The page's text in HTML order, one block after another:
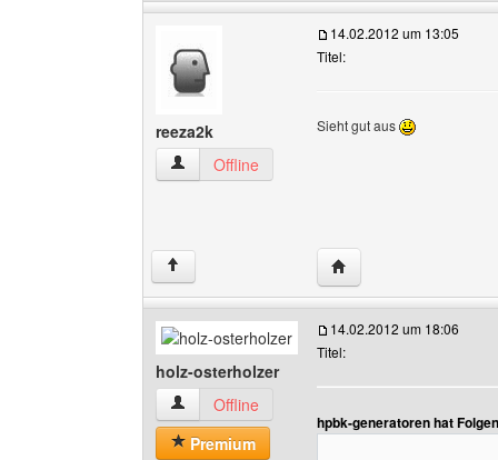
reeza2k
reeza2k Benutzer-Profile anzeigen
Offline
14.02.2012 um 13:05
Titel:
Sieht gut aus
↑ Website dieses
holz-osterholzer
holz-osterholzer Benutzer-Profile anzeigen
Offline
Premium
14.02.2012 um 18:06
Titel:
hpbk-generatoren hat